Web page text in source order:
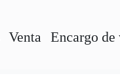
Venta Encargo de